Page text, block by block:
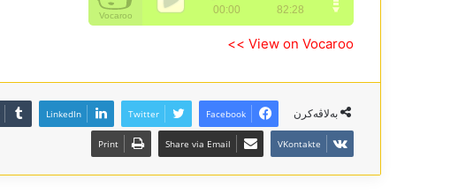
View on Vocaroo >>
بەلاڤەکرن Facebook
Twitter
LinkedIn
VKontakte
Share via Email
Print